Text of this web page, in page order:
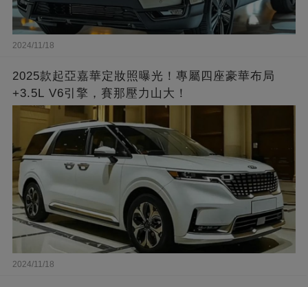
2024/11/18
2025款起亞嘉華定妝照曝光！專屬四座豪華布局
+3.5L V6引擎，賽那壓力山大！
2024/11/18